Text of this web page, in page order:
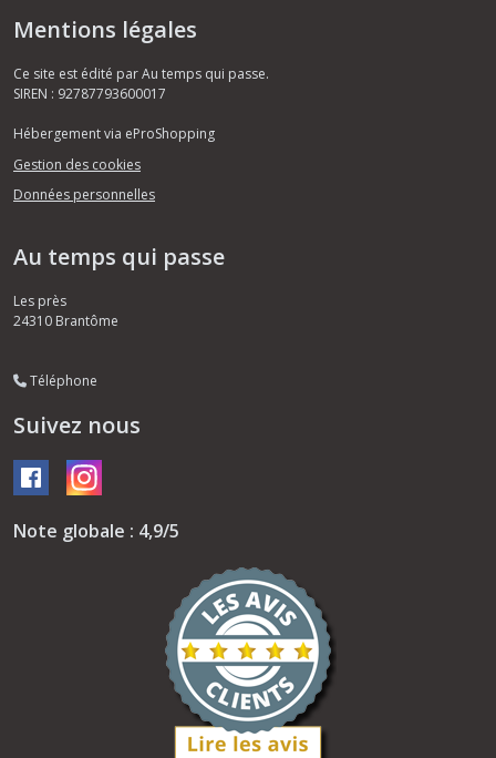
Mentions légales
Ce site est édité par Au temps qui passe.
SIREN : 92787793600017
Hébergement via eProShopping
Gestion des cookies
Données personnelles
Au temps qui passe
Les près
24310 Brantôme
Téléphone
Suivez nous
Note globale : 4,9/5